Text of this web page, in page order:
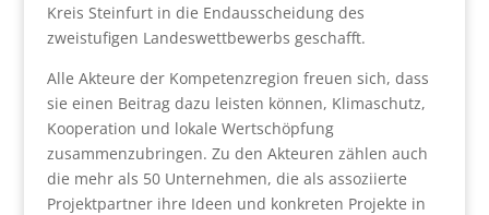
Kreis Steinfurt in die Endausscheidung des
zweistufigen Landeswettbewerbs geschafft.
Alle Akteure der Kompetenzregion freuen sich, dass
sie einen Beitrag dazu leisten können, Klimaschutz,
Kooperation und lokale Wertschöpfung
zusammenzubringen. Zu den Akteuren zählen auch
die mehr als 50 Unternehmen, die als assoziierte
Projektpartner ihre Ideen und konkreten Projekte in